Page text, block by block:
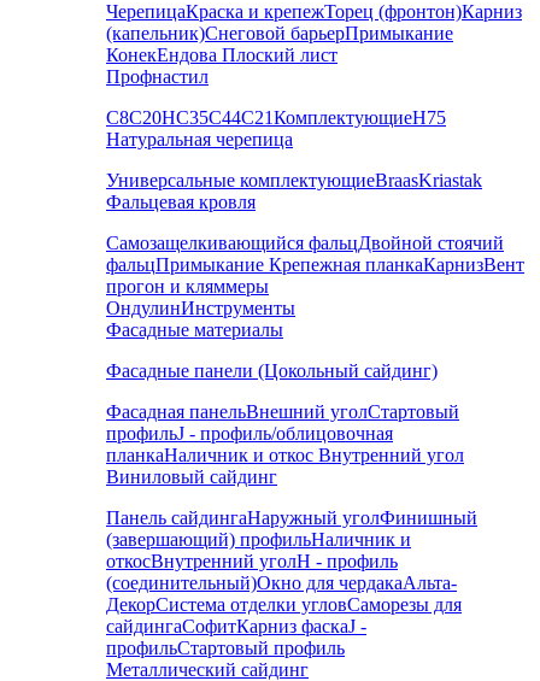
ЧерепицаКраска и крепежТорец (фронтон)Карниз
(капельник)Снеговой барьерПримыкание
КонекЕндова Плоский лист
Профнастил
С8С20НС35С44С21КомплектующиеН75
Натуральная черепица
Универсальные комплектующиеBraasKriastak
Фальцевая кровля
Самозащелкивающийся фальцДвойной стоячий
фальцПримыкание Крепежная планкаКарнизВент
прогон и кляммеры
ОндулинИнструменты
Фасадные материалы
Фасадные панели (Цокольный сайдинг)
Фасадная панельВнешний уголСтартовый
профильJ - профиль/облицовочная
планкаНаличник и откос Внутренний угол
Виниловый сайдинг
Панель сайдингаНаружный уголФинишный
(завершающий) профильНаличник и
откосВнутренний уголH - профиль
(соединительный)Окно для чердакаАльта-
ДекорСистема отделки угловСаморезы для
сайдингаСофитКарниз фаскаJ -
профильСтартовый профиль
Металлический сайдинг